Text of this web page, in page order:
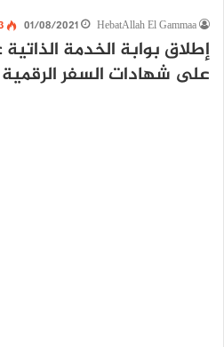
HebatAllah El Gammaa
01/08/2021
إطلاق بوابة الخدمة
على شهادات السفر الرقمية